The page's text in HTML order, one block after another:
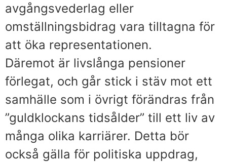
avgångsvederlag eller
omställningsbidrag vara tilltagna för
att öka representationen.
Däremot är livslånga pensioner
förlegat, och går stick i stäv mot ett
samhälle som i övrigt förändras från
”guldklockans tidsålder” till ett liv av
många olika karriärer. Detta bör
också gälla för politiska uppdrag,